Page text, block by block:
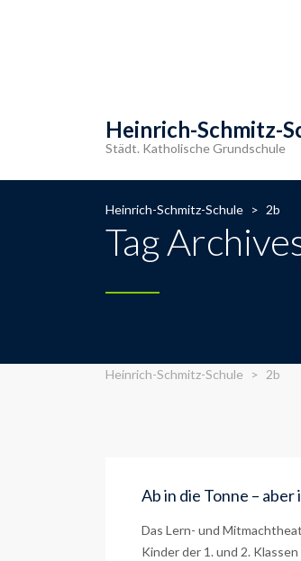
Heinrich-Schmitz-
Städt. Katholische Grundschule
Heinrich-Schmitz-Schule > 2b
Tag
Heinrich-Schmitz-Schule > 2b
Ab in die Tonne – aber
Das Lern- und
Kinder der 1. und 2.